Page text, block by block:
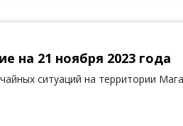
на 21 ноября 2023 года
ситуаций на территории